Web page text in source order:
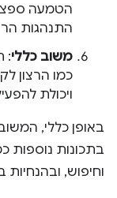
הטמעה
התנהגות
משוב כללי:
ויכולת
באופן כללי,
בתכונות נוספות
וחיפוש,